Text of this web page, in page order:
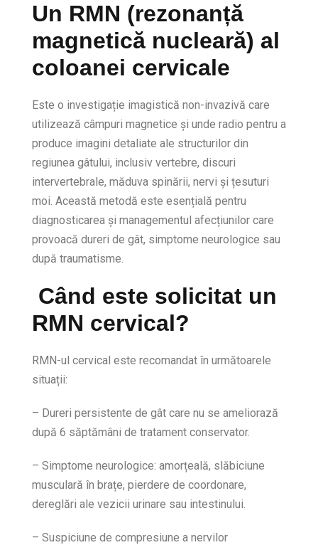
Un RMN (rezonanță
magnetică nucleară) al
coloanei cervicale
Este o investigație imagistică non-invazivă care
utilizează câmpuri magnetice și unde radio pentru a
produce imagini detaliate ale structurilor din
regiunea gâtului, inclusiv vertebre, discuri
intervertebrale, măduva spinării, nervi și țesuturi
moi. Această metodă este esențială pentru
diagnosticarea și managementul afecțiunilor care
provoacă dureri de gât, simptome neurologice sau
după traumatisme.
Când este solicitat un
RMN cervical?
RMN-ul cervical este recomandat în următoarele
situații:
– Dureri persistente de gât care nu se ameliorază
după 6 săptămâni de tratament conservator.
– Simptome neurologice: amorțeală, slăbiciune
musculară în brațe, pierdere de coordonare,
dereglări ale vezicii urinare sau intestinului.
– Suspiciune de compresiune a nervilor